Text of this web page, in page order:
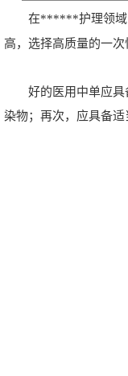
在******护理领域
高，选择高质量的一
好的医用中单应具
染物；再次，应具备